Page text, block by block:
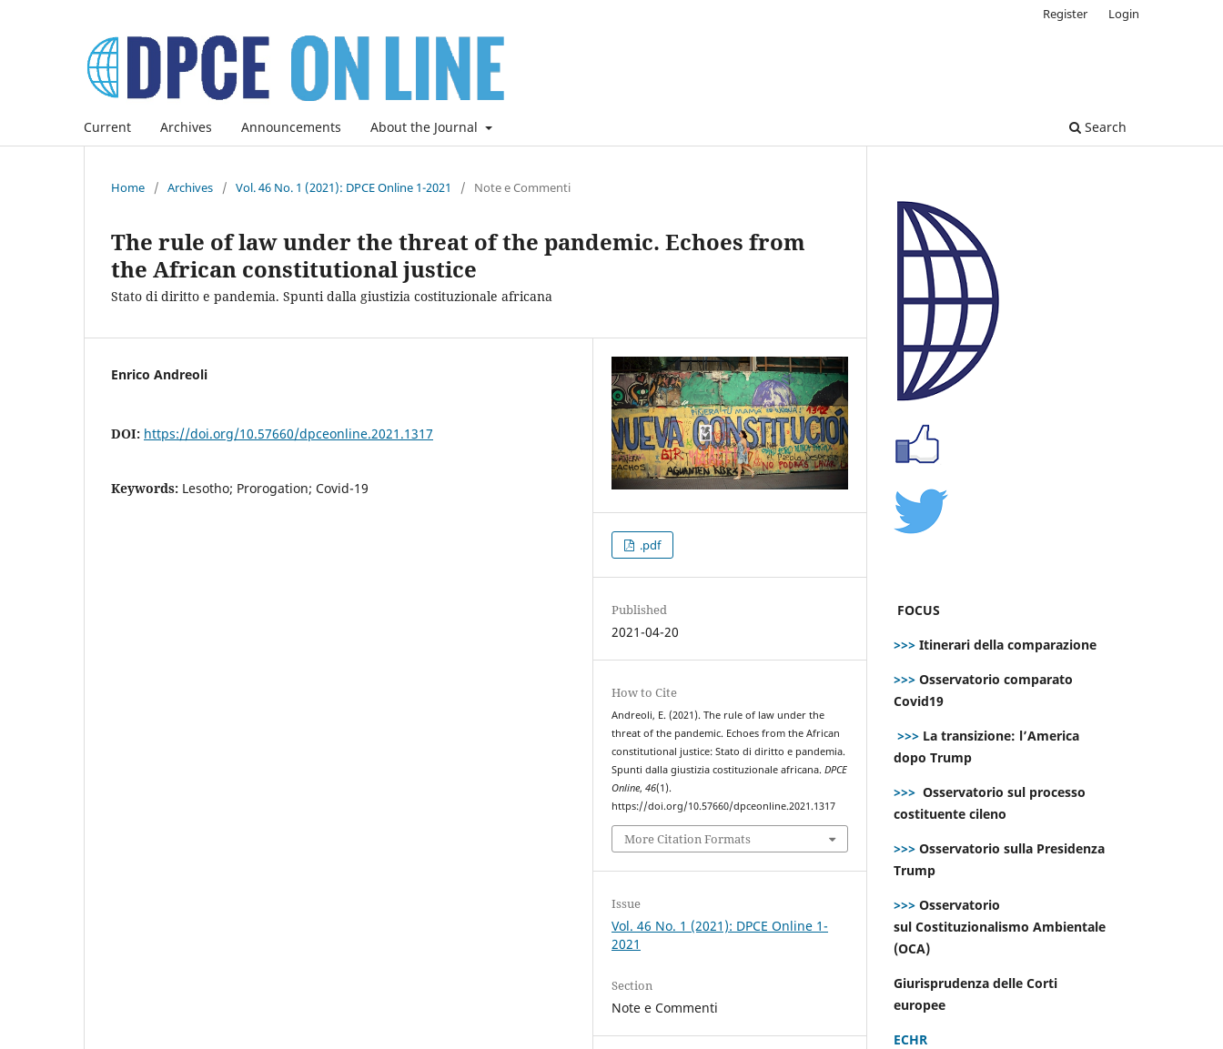
Current Archives Announcements About the Journal Search
Register Login
Home / Archives / Vol. 46 No. 1 (2021): DPCE Online 1-2021 / Note e Commenti
The rule of law under the threat of the pandemic. Echoes from
the African constitutional justice
Stato di diritto e pandemia. Spunti dalla giustizia costituzionale africana
Enrico Andreoli
DOI: https://doi.org/10.57660/dpceonline.2021.1317
Keywords: Lesotho; Prorogation; Covid-19
.pdf
Published
2021-04-20
How to Cite
Andreoli, E. (2021). The rule of law under the
threat of the pandemic. Echoes from the African
constitutional justice: Stato di diritto e pandemia.
Spunti dalla giustizia costituzionale africana.DPCE
Online,46(1).
https://doi.org/10.57660/dpceonline.2021.1317
More Citation Formats
Issue
Vol. 46 No. 1 (2021): DPCE Online 1-
2021
Section
Note e Commenti
FOCUS
>>> Itinerari della comparazione
>>> Osservatorio comparato
Covid19
>>> La transizione: l’America
dopo Trump
>>> Osservatorio sul processo
costituente cileno
>>> Osservatorio sulla Presidenza
Trump
>>> Osservatorio
sul Costituzionalismo Ambientale
(OCA)
Giurisprudenza delle Corti
europee
ECHR